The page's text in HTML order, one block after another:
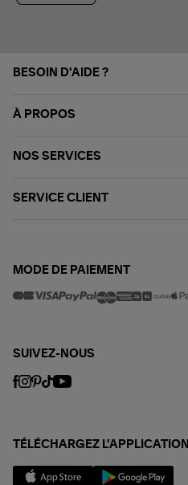
BESOIN D'AIDE ?
À PROPOS
NOS SERVICES
SERVICE CLIENT
MODE DE PAIEMENT
SUIVEZ-NOUS
TÉLÉCHARGEZ L'APPLICATION